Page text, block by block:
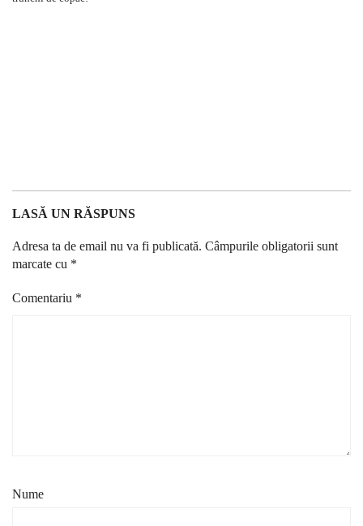
LASĂ UN RĂSPUNS
Adresa ta de email nu va fi publicată. Câmpurile obligatorii sunt
marcate cu *
Comentariu *
Nume